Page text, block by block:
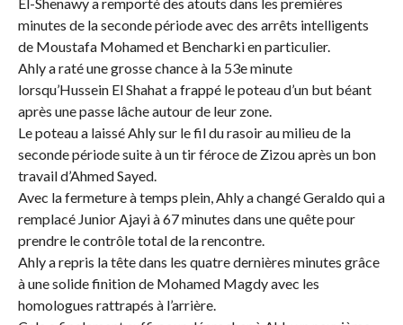
minutes de la seconde période avec des arrêts intelligents
de Moustafa Mohamed et Bencharki en particulier.
Ahly a raté une grosse chance à la 53e minute
lorsqu’Hussein El Shahat a frappé le poteau d’un but béant
après une passe lâche autour de leur zone.
Le poteau a laissé Ahly sur le fil du rasoir au milieu de la
seconde période suite à un tir féroce de Zizou après un bon
travail d’Ahmed Sayed.
Avec la fermeture à temps plein, Ahly a changé Geraldo qui a
remplacé Junior Ajayi à 67 minutes dans une quête pour
prendre le contrôle total de la rencontre.
Ahly a repris la tête dans les quatre dernières minutes grâce
à une solide finition de Mohamed Magdy avec les
homologues rattrapés à l’arrière.